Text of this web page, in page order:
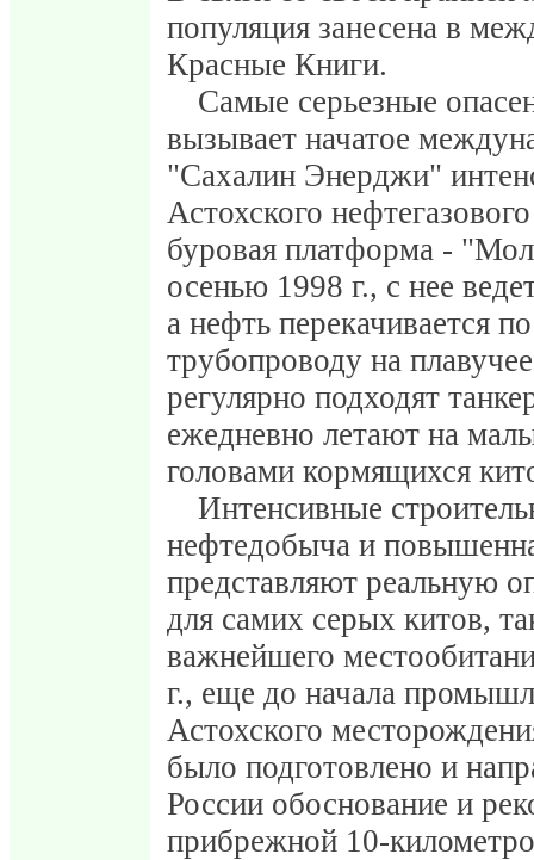
популяция занесена в
Красные Книги.
Самые серьезные
вызывает начатое
"Сахалин Энерджи"
Астохского
буровая платформа -
осенью 1998 г., с нее
а нефть перекачивается
трубопроводу на
регулярно подходят
ежедневно летают на
головами кормящихся
Интенсивные
нефтедобыча и
представляют реальную
для самих серых китов,
важнейшего
г., еще до начала
Астохского
было подготовлено и
России обоснование и
прибрежной 10-